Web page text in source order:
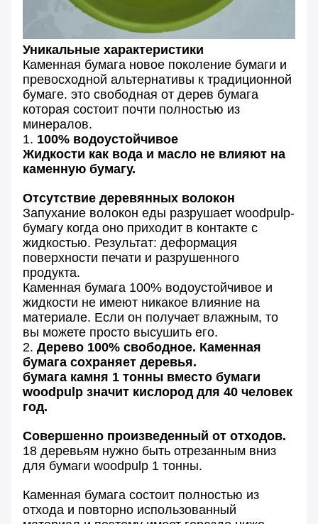
Уникальные характеристики
Каменная бумага новое поколение бумаги и
превосходной альтернативы к традиционной
бумаге. это свободная от дерев бумага
которая состоит почти полностью из
минералов.
1. 100% водоустойчивое
Жидкости как вода и масло не влияют на
каменную бумагу.
Отсутствие деревянных волокон
Запухание волокон еды разрушает woodpulp-
бумагу когда оно приходит в контакте с
жидкостью. Результат: деформация
поверхности печати и разрушенного
продукта.
Каменная бумага 100% водоустойчивое и
жидкости не имеют никакое влияние на
материале. Если он получает влажным, то
вы можете просто высушить его.
2. Дерево 100% свободное. Каменная
бумага сохраняет деревья.
бумага камня 1 тонны вместо бумаги
woodpulp значит кислород для 40 человек
год.
Совершенно произведенный от отходов.
18 деревьям нужно быть отрезанным вниз
для бумаги woodpulp 1 тонны.
Каменная бумага состоит полностью из
отхода и повторно использованный